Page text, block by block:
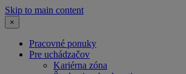
Skip to main content
×
Pracovné ponuky
Pre uchádzačov
Kariérna zóna